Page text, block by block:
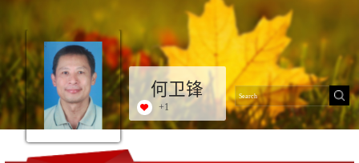
何卫锋
+1